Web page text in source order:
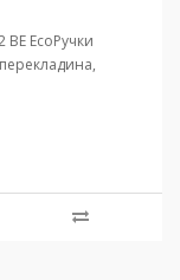
EcoРучки